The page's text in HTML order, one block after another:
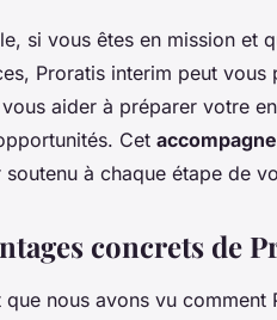
si vous êtes en mission et
Proratis interim peut
aider à préparer votre
Cet
soutenu à chaque étape de
concrets de
que nous avons vu